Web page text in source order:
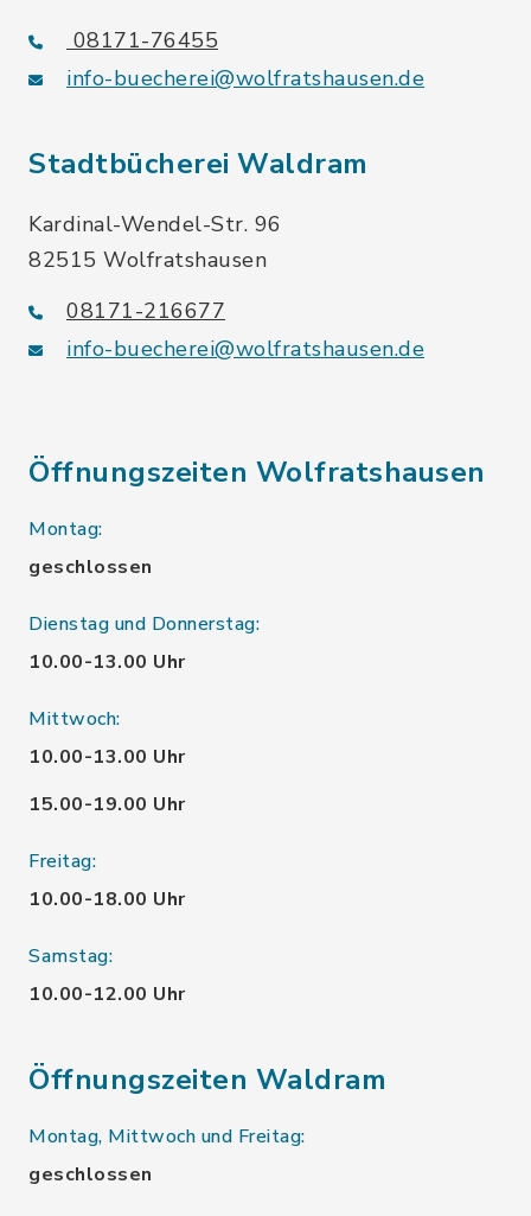
08171-76455
info-buecherei@wolfratshausen.de
Stadtbücherei Waldram
Kardinal-Wendel-Str. 96
82515 Wolfratshausen
08171-216677
info-buecherei@wolfratshausen.de
Öffnungszeiten Wolfratshausen
Montag:
geschlossen
Dienstag und Donnerstag:
10.00-13.00 Uhr
Mittwoch:
10.00-13.00 Uhr
15.00-19.00 Uhr
Freitag:
10.00-18.00 Uhr
Samstag:
10.00-12.00 Uhr
Öffnungszeiten Waldram
Montag, Mittwoch und Freitag:
geschlossen